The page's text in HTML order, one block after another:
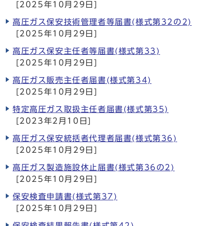
[2025年10月29日]
高圧ガス保安技術管理者等届書(様式第32の2)
[2025年10月29日]
高圧ガス保安主任者等届書(様式第33)
[2025年10月29日]
高圧ガス販売主任者届書(様式第34)
[2025年10月29日]
特定高圧ガス取扱主任者届書(様式第35)
[2023年2月10日]
高圧ガス保安統括者代理者届書(様式第36)
[2025年10月29日]
高圧ガス製造施設休止届書(様式第36の2)
[2025年10月29日]
保安検査申請書(様式第37)
[2025年10月29日]